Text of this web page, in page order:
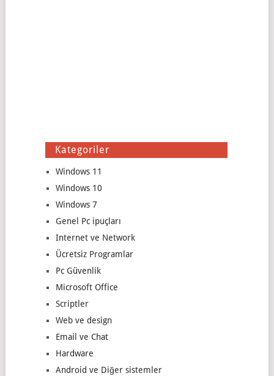
Kategoriler
Windows 11
Windows 10
Windows 7
Genel Pc ipuçları
Internet ve Network
Ücretsiz Programlar
Pc Güvenlik
Microsoft Office
Scriptler
Web ve design
Email ve Chat
Hardware
Android ve Diğer sistemler